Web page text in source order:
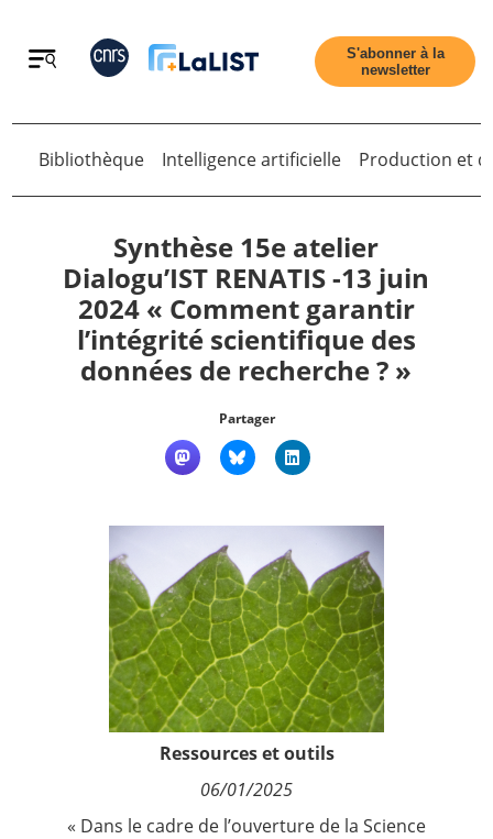
Retour
Accueil
Tous les articles
Qui sommes nous ?
Nous suivre
S'abonner à la
newsletter
Retour
Bibliothèque Intelligence artificielle Production et
Synthèse 15e atelier
Dialogu’IST RENATIS -13 juin
2024 « Comment garantir
l’intégrité scientifique des
données de recherche ? »
Partager
Ressources et outils
06/01/2025
« Dans le cadre de l’ouverture de la Science